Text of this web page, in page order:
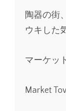
陶器の街
ウキした
マーケッ
Market